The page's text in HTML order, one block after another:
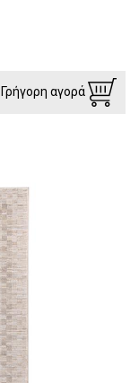
Γρήγορη αγορά